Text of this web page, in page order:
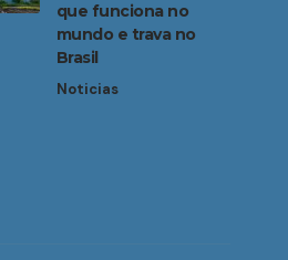
que funciona no
mundo e trava no
Brasil
Noticias